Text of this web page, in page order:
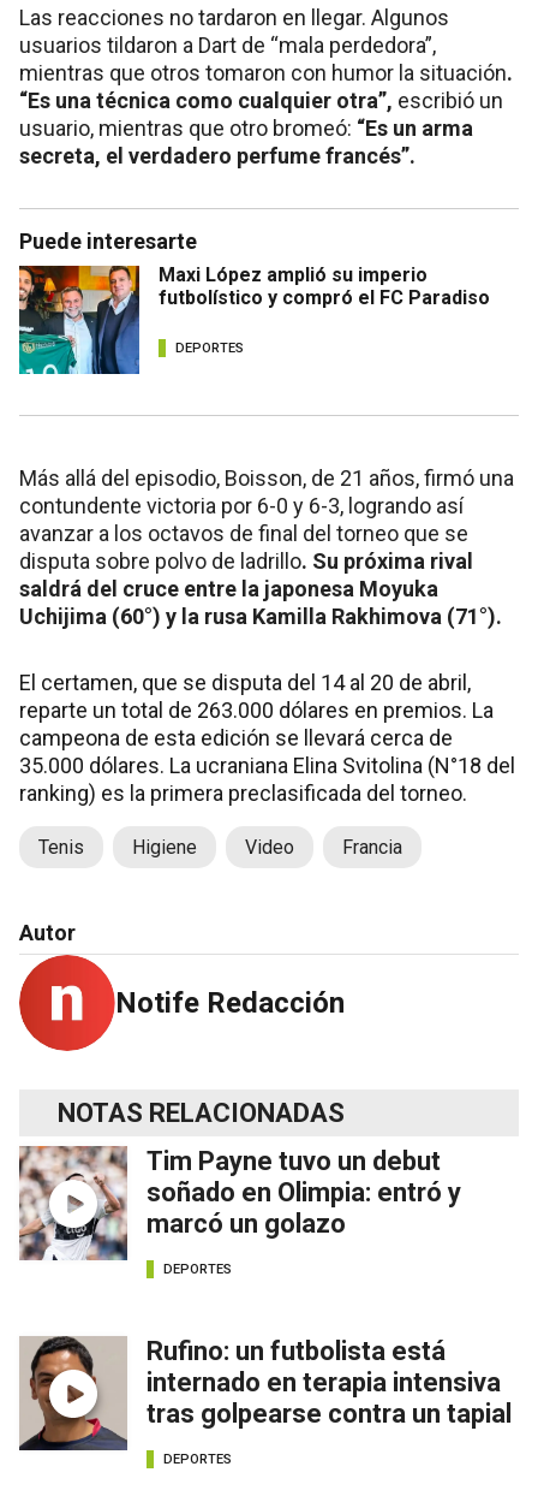
Las reacciones no tardaron en llegar. Algunos
usuarios tildaron a Dart de “mala perdedora”,
mientras que otros tomaron con humor la situación.
“Es una técnica como cualquier otra”, escribió un
usuario, mientras que otro bromeó: “Es un arma
secreta, el verdadero perfume francés”.
Puede interesarte
Maxi López amplió su imperio
futbolístico y compró el FC Paradiso
DEPORTES
Más allá del episodio, Boisson, de 21 años, firmó una
contundente victoria por 6-0 y 6-3, logrando así
avanzar a los octavos de final del torneo que se
disputa sobre polvo de ladrillo. Su próxima rival
saldrá del cruce entre la japonesa Moyuka
Uchijima (60°) y la rusa Kamilla Rakhimova (71°).
El certamen, que se disputa del 14 al 20 de abril,
reparte un total de 263.000 dólares en premios. La
campeona de esta edición se llevará cerca de
35.000 dólares. La ucraniana Elina Svitolina (N°18 del
ranking) es la primera preclasificada del torneo.
Tenis Higiene Video Francia
Autor
Notife Redacción
NOTAS RELACIONADAS
Tim Payne tuvo un debut
soñado en Olimpia: entró y
marcó un golazo
DEPORTES
Rufino: un futbolista está
internado en terapia intensiva
tras golpearse contra un tapial
DEPORTES